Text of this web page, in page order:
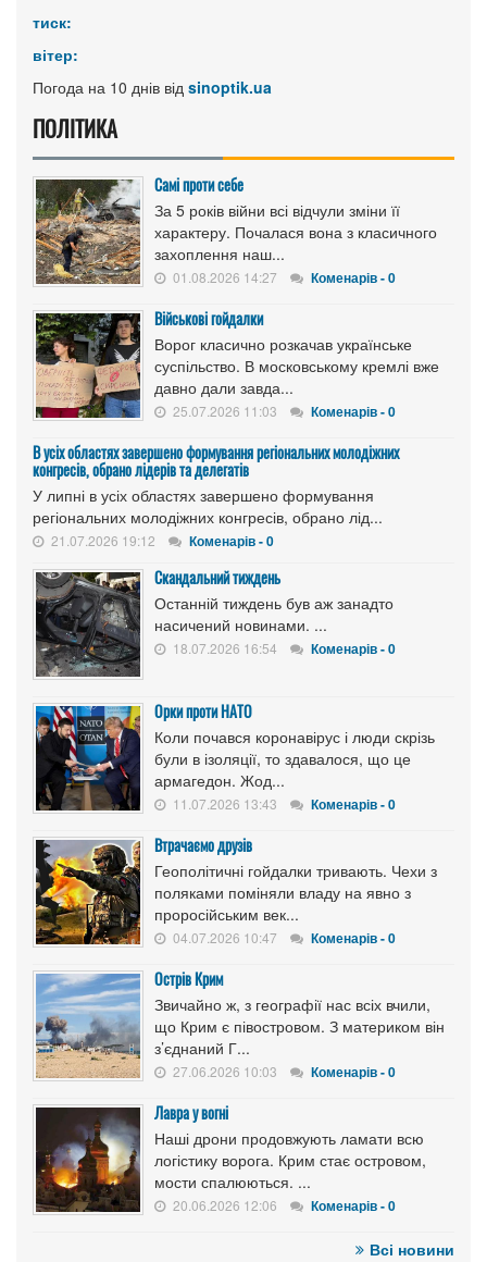
тиск:
вітер:
Погода на 10 днів від sinoptik.ua
ПОЛІТИКА
Самі проти себе
За 5 років війни всі відчули зміни її
характеру. Почалася вона з класичного
захоплення наш...
01.08.2026 14:27 Коменарів - 0
Військові гойдалки
Ворог класично розкачав українське
суспільство. В московському кремлі вже
давно дали завда...
25.07.2026 11:03 Коменарів - 0
В усіх областях завершено формування регіональних молодіжних
конгресів, обрано лідерів та делегатів
У липні в усіх областях завершено формування
регіональних молодіжних конгресів, обрано лід...
21.07.2026 19:12 Коменарів - 0
Скандальний тиждень
Останній тиждень був аж занадто
насичений новинами. ...
18.07.2026 16:54 Коменарів - 0
Орки проти НАТО
Коли почався коронавірус і люди скрізь
були в ізоляції, то здавалося, що це
армагедон. Жод...
11.07.2026 13:43 Коменарів - 0
Втрачаємо друзів
Геополітичні гойдалки тривають. Чехи з
поляками поміняли владу на явно з
проросійським век...
04.07.2026 10:47 Коменарів - 0
Острів Крим
Звичайно ж, з географії нас всіх вчили,
що Крим є півостровом. З материком він
з’єднаний Г...
27.06.2026 10:03 Коменарів - 0
Лавра у вогні
Наші дрони продовжують ламати всю
логістику ворога. Крим стає островом,
мости спалюються. ...
20.06.2026 12:06 Коменарів - 0
Всі новини